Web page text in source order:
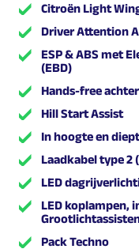
Citroën Light
Driver Attention
ESP & ABS met
(EBD)
Hands-free
Hill Start Assist
In hoogte en
Laadkabel type 2
LED
LED koplampen,
Pack Techno